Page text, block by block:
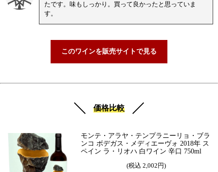
たです。味もしっかり。買って良かったと思っていま
す。
このワインを販売サイトで見る
価格比較
モンテ・アラヤ・テンプラニーリョ・ブラ
ンコ ボデガス・メディエーヴォ 2018年 ス
ペイン ラ・リオハ 白ワイン 辛口 750ml
(税込 2,002円)